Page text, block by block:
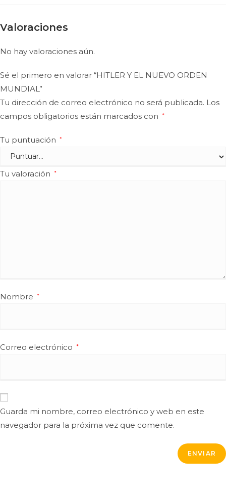
Valoraciones
No hay valoraciones aún.
Sé el primero en valorar “HITLER Y EL NUEVO ORDEN
MUNDIAL”
Tu dirección de correo electrónico no será publicada. Los
campos obligatorios están marcados con
*
Tu puntuación *
Tu valoración *
Nombre *
Correo electrónico *
Guarda mi nombre, correo electrónico y web en este
navegador para la próxima vez que comente.